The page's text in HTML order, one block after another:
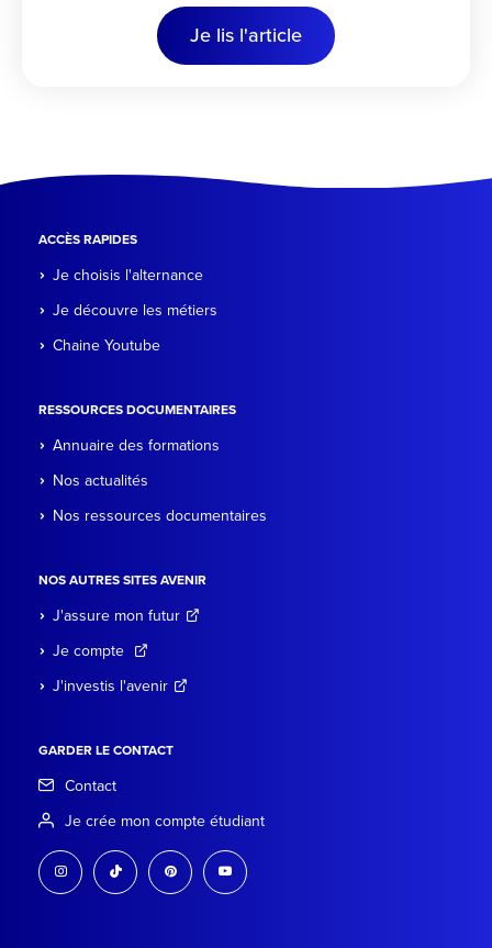
Je lis l'article
ACCÈS RAPIDES
Je choisis l'alternance
Je découvre les métiers
Chaine Youtube
RESSOURCES DOCUMENTAIRES
Annuaire des formations
Nos actualités
Nos ressources documentaires
NOS AUTRES SITES AVENIR
J'assure mon futur
Je compte
J'investis l'avenir
GARDER LE CONTACT
Contact
Je crée mon compte étudiant
instagram tiktok pinterest youtube